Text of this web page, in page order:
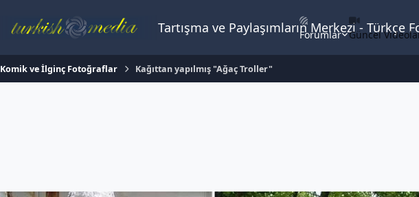
Tartışma ve Paylaşımların Merkezi -
Forumlar Güncel
Komik ve İlginç Fotoğraflar Kağıttan yapılmış "Ağaç Troller"